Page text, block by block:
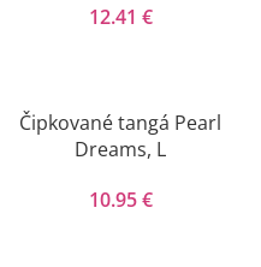
12.41 €
Čipkované tangá Pearl
Dreams, L
10.95€